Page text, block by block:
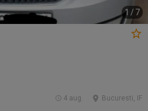
1 / 7
Bucuresti, IF
4 aug.